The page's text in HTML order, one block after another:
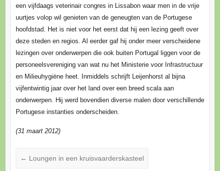
een vijfdaags veterinair congres in Lissabon waar men in de vrije
uurtjes volop wil genieten van de geneugten van de Portugese
hoofdstad. Het is niet voor het eerst dat hij een lezing geeft over
deze steden en regios. Al eerder gaf hij onder meer verscheidene
lezingen over onderwerpen die ook buiten Portugal liggen voor de
personeelsvereniging van wat nu het Ministerie voor Infrastructuur
en Milieuhygiëne heet. Inmiddels schrijft Leijenhorst al bijna
vijfentwintig jaar over het land over een breed scala aan
onderwerpen. Hij werd bovendien diverse malen door verschillende
Portugese instanties onderscheiden.
(31 maart 2012)
← Loungen in een kruisvaarderskasteel